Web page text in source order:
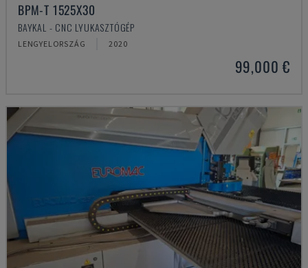
BPM-T 1525X30
BAYKAL - CNC LYUKASZTÓGÉP
LENGYELORSZÁG 2020
99,000 €